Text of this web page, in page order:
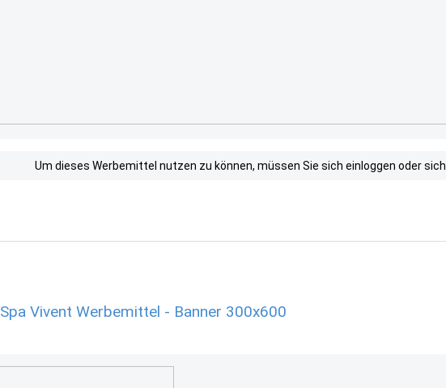
Um dieses Werbemittel nutzen zu können, müssen Sie sich einloggen oder sich
Spa Vivent Werbemittel - Banner 300x600